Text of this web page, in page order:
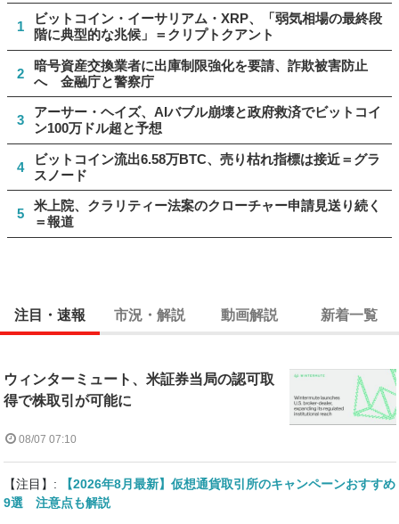
1
ビットコイン・イーサリアム・XRP、「弱気相場の最終段
階に典型的な兆候」＝クリプトクアント
2
暗号資産交換業者に出庫制限強化を要請、詐欺被害防止
へ 金融庁と警察庁
3
アーサー・ヘイズ、AIバブル崩壊と政府救済でビットコイ
ン100万ドル超と予想
4
ビットコイン流出6.58万BTC、売り枯れ指標は接近＝グラ
スノード
5
米上院、クラリティー法案のクローチャー申請見送り続く
＝報道
注目・速報 市況・解説 動画解説 新着一覧
ウィンターミュート、米証券当局の認可取
得で株取引が可能に
08/07 07:10
【注目】:
【2026年8月最新】仮想通貨取引所のキャンペーンおすすめ
9選 注意点も解説